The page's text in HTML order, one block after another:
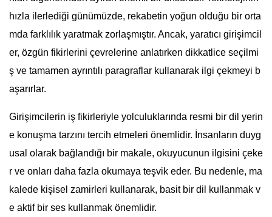
hızla ilerlediği günümüzde, rekabetin yoğun olduğu bir orta
mda farklılık yaratmak zorlaşmıştır. Ancak, yaratıcı girişimcil
er, özgün fikirlerini çevrelerine anlatırken dikkatlice seçilmi
ş ve tamamen ayrıntılı paragraflar kullanarak ilgi çekmeyi b
aşarırlar.
Girişimcilerin iş fikirleriyle yolculuklarında resmi bir dil yerin
e konuşma tarzını tercih etmeleri önemlidir. İnsanların duyg
usal olarak bağlandığı bir makale, okuyucunun ilgisini çeke
r ve onları daha fazla okumaya teşvik eder. Bu nedenle, ma
kalede kişisel zamirleri kullanarak, basit bir dil kullanmak v
e aktif bir ses kullanmak önemlidir.